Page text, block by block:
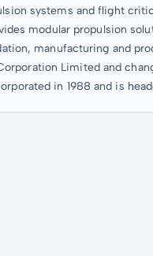
systems and flight
modular propulsion
manufacturing and
Limited and
in 1988 and is